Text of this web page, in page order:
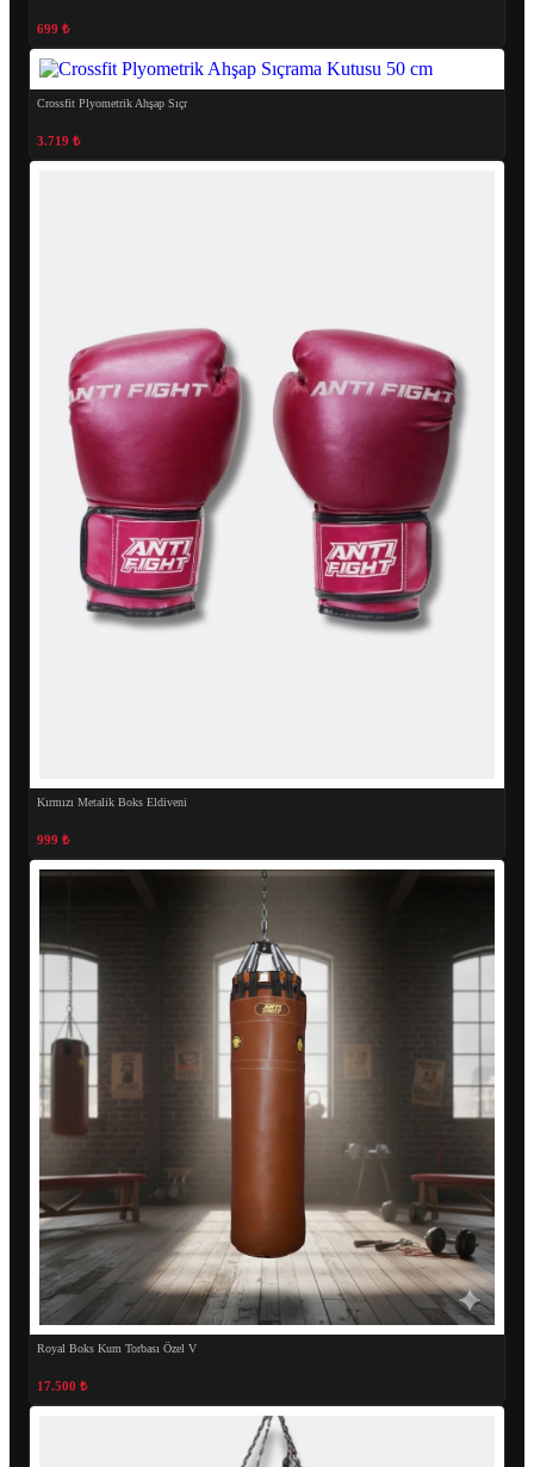
699 ₺
Crossfit Plyometrik Ahşap Sıçr
3.719 ₺
Kırmızı Metalik Boks Eldiveni
999 ₺
Royal Boks Kum Torbası Özel V
17.500 ₺